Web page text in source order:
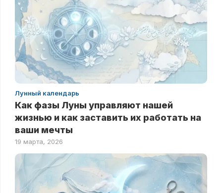
Лунный календарь
Как фазы Луны управляют нашей
жизнью и как заставить их работать на
ваши мечты
19 марта, 2026